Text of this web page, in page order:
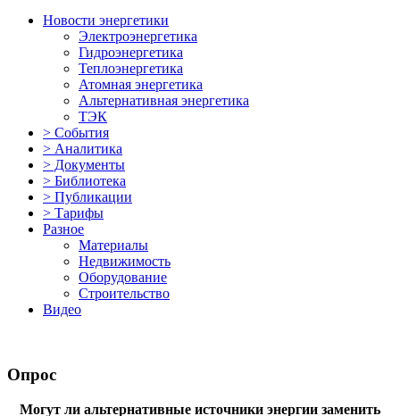
Новости энергетики
Электроэнергетика
Гидроэнергетика
Теплоэнергетика
Атомная энергетика
Альтернативная энергетика
ТЭК
> События
> Аналитика
> Документы
> Библиотека
> Публикации
> Тарифы
Разное
Материалы
Недвижимость
Оборудование
Строительство
Видео
Опрос
Могут ли альтернативные источники энергии заменить